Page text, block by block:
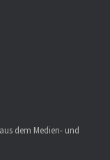
dem Medien- und